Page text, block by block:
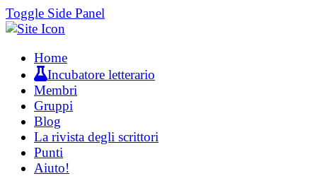
Toggle Side Panel
Home
Incubatore letterario
Membri
Gruppi
Blog
La rivista degli scrittori
Punti
Aiuto!